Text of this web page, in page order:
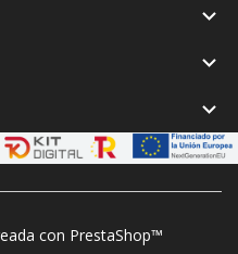



con PrestaShop™